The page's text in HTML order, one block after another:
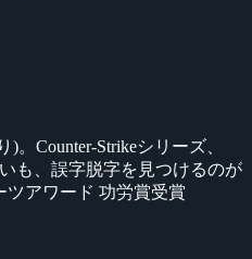
)。Counter-Strikeシリーズ、
も、誤字脱字を見つけるのが
ツアワード 功労賞受賞